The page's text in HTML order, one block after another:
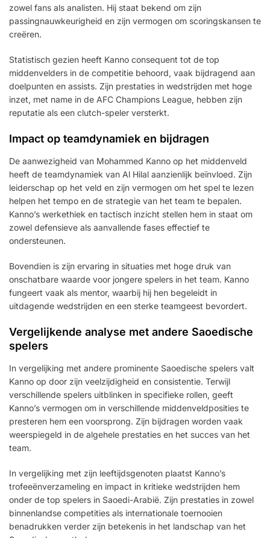
zowel fans als analisten. Hij staat bekend om zijn
passingnauwkeurigheid en zijn vermogen om scoringskansen te
creëren.
Statistisch gezien heeft Kanno consequent tot de top
middenvelders in de competitie behoord, vaak bijdragend aan
doelpunten en assists. Zijn prestaties in wedstrijden met hoge
inzet, met name in de AFC Champions League, hebben zijn
reputatie als een clutch-speler versterkt.
Impact op teamdynamiek en bijdragen
De aanwezigheid van Mohammed Kanno op het middenveld
heeft de teamdynamiek van Al Hilal aanzienlijk beïnvloed. Zijn
leiderschap op het veld en zijn vermogen om het spel te lezen
helpen het tempo en de strategie van het team te bepalen.
Kanno’s werkethiek en tactisch inzicht stellen hem in staat om
zowel defensieve als aanvallende fases effectief te
ondersteunen.
Bovendien is zijn ervaring in situaties met hoge druk van
onschatbare waarde voor jongere spelers in het team. Kanno
fungeert vaak als mentor, waarbij hij hen begeleidt in
uitdagende wedstrijden en een sterke teamgeest bevordert.
Vergelijkende analyse met andere Saoedische
spelers
In vergelijking met andere prominente Saoedische spelers valt
Kanno op door zijn veelzijdigheid en consistentie. Terwijl
verschillende spelers uitblinken in specifieke rollen, geeft
Kanno’s vermogen om in verschillende middenveldposities te
presteren hem een voorsprong. Zijn bijdragen worden vaak
weerspiegeld in de algehele prestaties en het succes van het
team.
In vergelijking met zijn leeftijdsgenoten plaatst Kanno’s
trofeeënverzameling en impact in kritieke wedstrijden hem
onder de top spelers in Saoedi-Arabië. Zijn prestaties in zowel
binnenlandse competities als internationale toernooien
benadrukken verder zijn betekenis in het landschap van het